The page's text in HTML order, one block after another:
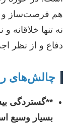
هم فرصت‌ساز و
نه تنها خلاقانه
دفاع و از نظر
چالش‌های
**گستردگی
بسیار وسیع